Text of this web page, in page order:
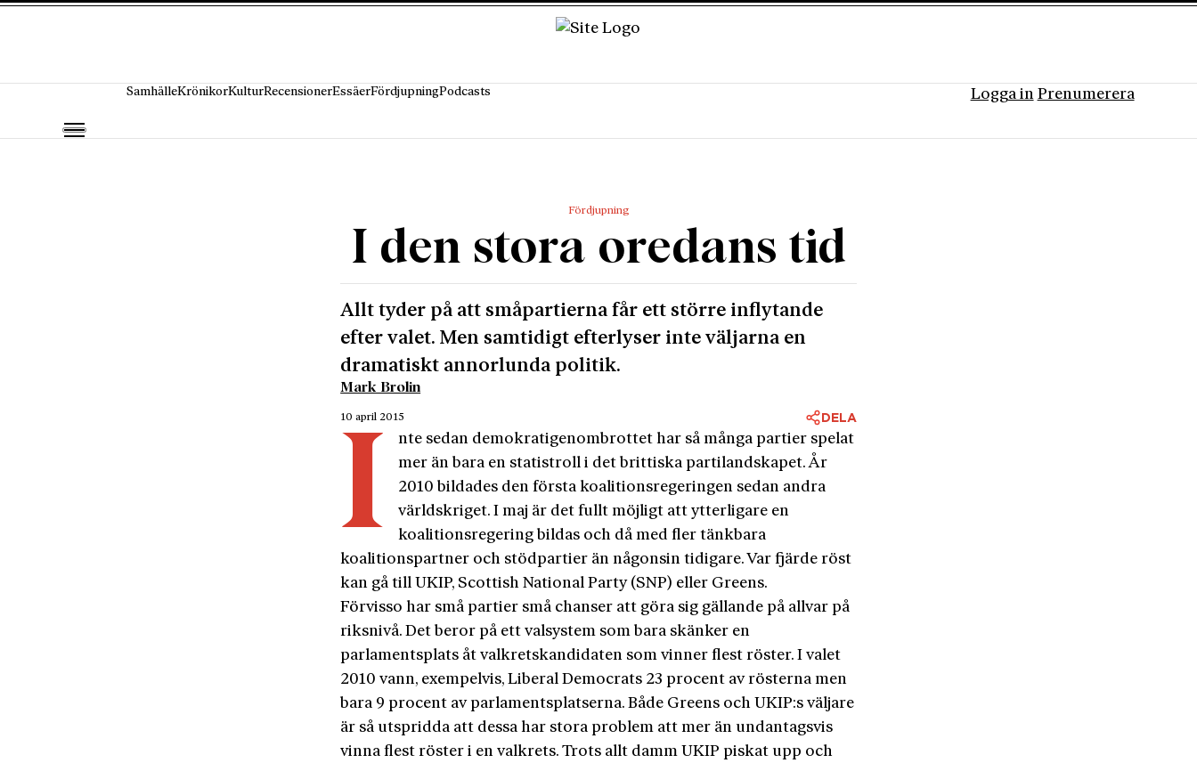
SamhälleKrönikorKulturRecensionerEssäerFördjupningPodcasts Logga in Prenumerera
Fördjupning
I den stora oredans tid
Allt tyder på att småpartierna får ett större inflytande
efter valet. Men samtidigt efterlyser inte väljarna en
dramatiskt annorlunda politik.
Mark Brolin
10 april 2015 DELA
I
nte sedan demokratigenombrottet har så många partier spelat
mer än bara en statistroll i det brittiska partilandskapet. År
2010 bildades den första koalitionsregeringen sedan andra
världskriget. I maj är det fullt möjligt att ytterligare en
koalitionsregering bildas och då med fler tänkbara
koalitionspartner och stödpartier än någonsin tidigare. Var fjärde röst
kan gå till UKIP, Scottish National Party (SNP) eller Greens.
Förvisso har små partier små chanser att göra sig gällande på allvar på
riksnivå. Det beror på ett valsystem som bara skänker en
parlamentsplats åt valkretskandidaten som vinner flest röster. I valet
2010 vann, exempelvis, Liberal Democrats 23 procent av rösterna men
bara 9 procent av parlamentsplatserna. Både Greens och UKIP:s väljare
är så utspridda att dessa har stora problem att mer än undantagsvis
vinna flest röster i en valkrets. Trots allt damm UKIP piskat upp och